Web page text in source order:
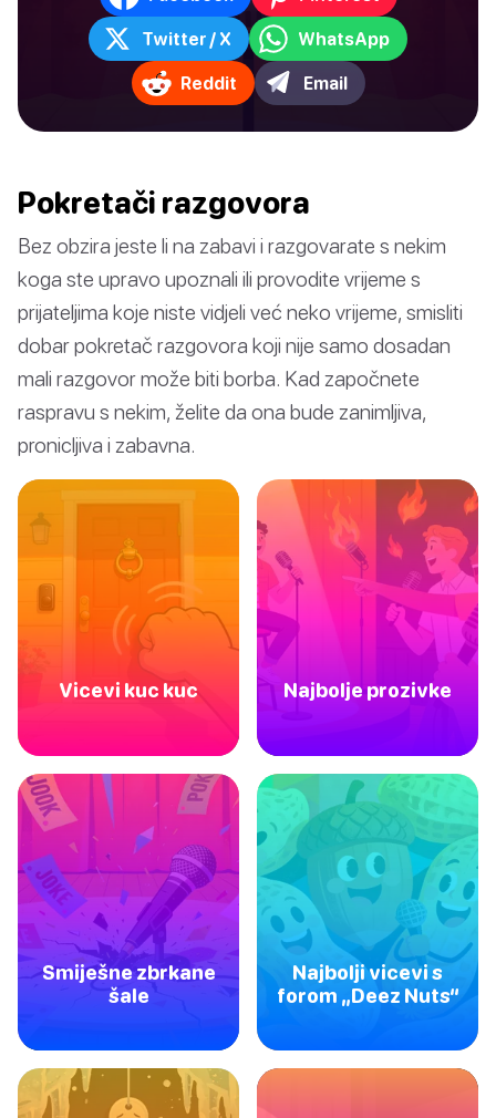
Twitter / X WhatsApp
Reddit Email
Pokretači razgovora
Bez obzira jeste li na zabavi i razgovarate s nekim
koga ste upravo upoznali ili provodite vrijeme s
prijateljima koje niste vidjeli već neko vrijeme, smisliti
dobar pokretač razgovora koji nije samo dosadan
mali razgovor može biti borba. Kad započnete
raspravu s nekim, želite da ona bude zanimljiva,
pronicljiva i zabavna.
Vicevi kuc kuc Najbolje prozivke
Smiješne zbrkane
šale
Najbolji vicevi s
forom „Deez Nuts“